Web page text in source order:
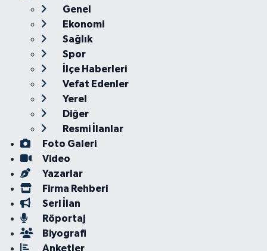
Genel
Ekonomi
Sağlık
Spor
İlçe Haberleri
Vefat Edenler
Yerel
Diğer
Resmi İlanlar
Foto Galeri
Video
Yazarlar
Firma Rehberi
Seri İlan
Röportaj
Biyografi
Anketler